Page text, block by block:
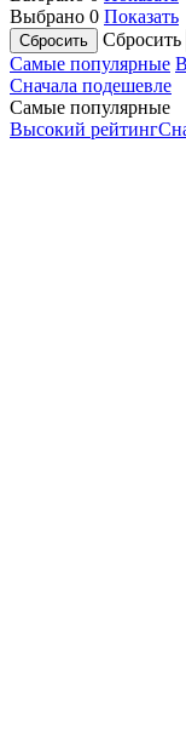
Выбрано 0 Показать
Сбросить
Самые популярные
Сначала подешевле
Самые популярные
Высокий рейтинг